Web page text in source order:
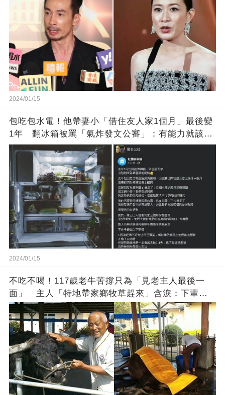
2024/01/15
包吃包水電！他帶妻小「借住友人家1個月」最後變
1年 翻冰箱被罵「氣炸發文公審」：有能力就該大
方
2024/01/15
不吃不喝！117歲老牛苦撐只為「見老主人最後一
面」 主人「特地帶家鄉牧草趕來」含淚：下輩子
找個好人家